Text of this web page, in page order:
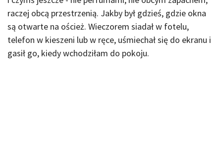
raczej obcą przestrzenią. Jakby był gdzieś, gdzie okna
są otwarte na oścież. Wieczorem siadał w fotelu,
telefon w kieszeni lub w ręce, uśmiechał się do ekranu i
gasił go, kiedy wchodziłam do pokoju.